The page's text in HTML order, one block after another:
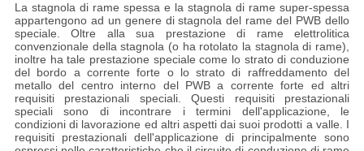
La stagnola di rame spessa e la stagnola di rame super-spessa
appartengono ad un genere di stagnola del rame del PWB dello
speciale. Oltre alla sua prestazione di rame elettrolitica
convenzionale della stagnola (o ha rotolato la stagnola di rame),
inoltre ha tale prestazione speciale come lo strato di conduzione
del bordo a corrente forte o lo strato di raffreddamento del
metallo del centro interno del PWB a corrente forte ed altri
requisiti prestazionali speciali. Questi requisiti prestazionali
speciali sono di incontrare i termini dell'applicazione, le
condizioni di lavorazione ed altri aspetti dai suoi prodotti a valle. I
requisiti prestazionali dell'applicazione di principalmente sono